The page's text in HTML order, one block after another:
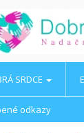
SRDCE
odkazy